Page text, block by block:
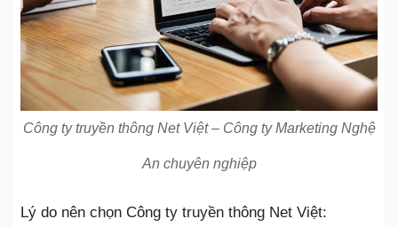
Công ty truyền thông Net Việt – Công ty Marketing Nghệ
An chuyên nghiệp
Lý do nên chọn Công ty truyền thông Net Việt: